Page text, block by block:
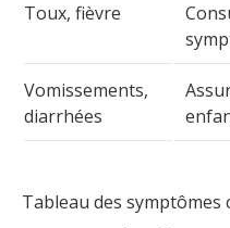
Toux, fièvre
Vomissements,
diarrhées
Tableau des symptômes